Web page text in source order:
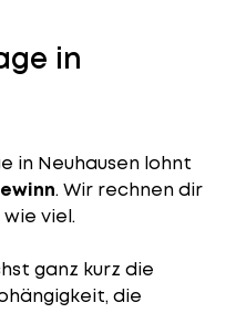
in
in Neuhausen lohnt
. Wir rechnen dir
viel.
ganz kurz die
die